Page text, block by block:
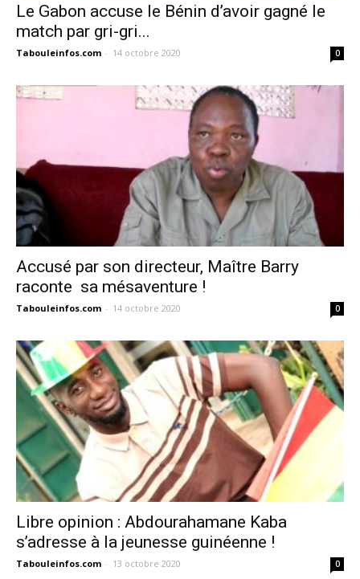
Le Gabon accuse le Bénin d’avoir gagné le
match par gri-gri...
Tabouleinfos.com - 14 octobre 2020 0
Accusé par son directeur, Maître Barry
raconte sa mésaventure !
Tabouleinfos.com - 14 octobre 2020 0
Libre opinion : Abdourahamane Kaba
s’adresse à la jeunesse guinéenne !
Tabouleinfos.com - 13 octobre 2020 0